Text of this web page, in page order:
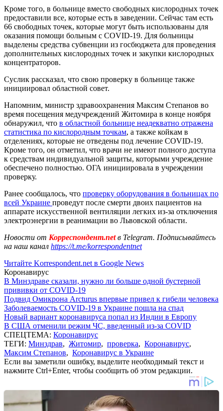
Кроме того, в больнице вместо свободных кислородных точек
предоставили все, которые есть в заведении. Сейчас там есть
66 свободных точек, которые могут быть использованы для
оказания помощи больным с COVID-19. Для больницы
выделены средства субвенции из госбюджета для проведения
дополнительных кислородных точек и закупки кислородных
концентраторов.
Суслик рассказал, что свою проверку в больнице также
инициировал областной совет.
Напомним, министр здравоохранения Максим Степанов во
время посещения медучреждений Житомира в конце ноября
обнаружил, что в областной больнице неадекватно отражена
статистика по кислородным точкам, а также койкам в
отделениях, которые не отведены под лечение COVID-19.
Кроме того, он отметил, что врачи не имеют полного доступа
к средствам индивидуальной защиты, которыми учреждение
обеспечено полностью. ОГА инициировала в учреждении
проверку.
Ранее сообщалось, что проверку оборудования в больницах по
всей Украине проведут после смерти двоих пациентов на
аппарате искусственной вентиляции легких из-за отключения
электроэнергии в реанимации во Львовской области.
Новости от Корреспондент.netв Telegram. Подписывайтесь
на наш канал https://t.me/korrespondentnet
Читайте Korrespondent.net в Google News
Коронавирус
В Минздраве сказали, нужно ли больше одной бустерной
прививки от COVID-19
Подвид Омикрона Arcturus впервые привел к гибели человека
Заболеваемость COVID-19 в Украине пошла на спад
Новый вариант коронавируса попал из Индии в Европу
В США отменили режим ЧС, введенный из-за COVID
СПЕЦТЕМА: Коронавирус
ТЕГИ: Минздрав, Житомир, проверка, Коронавирус,
Максим Степанов, Коронавирус в Украине
Если вы заметили ошибку, выделите необходимый текст и
нажмите Ctrl+Enter, чтобы сообщить об этом редакции.